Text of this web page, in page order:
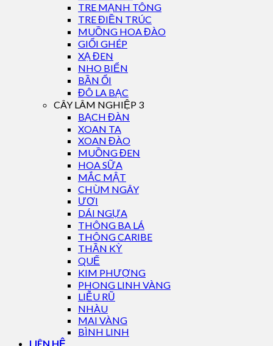
TRE MẠNH TÔNG
TRE ĐIỀN TRÚC
MUỒNG HOA ĐÀO
GIỔI GHÉP
XẠ ĐEN
NHO BIỂN
BẦN ỔI
ĐÔ LA BẠC
CÂY LÂM NGHIỆP 3
BẠCH ĐÀN
XOAN TA
XOAN ĐÀO
MUỒNG ĐEN
HOA SỮA
MẮC MẬT
CHÙM NGÂY
ƯƠI
DÁI NGỰA
THÔNG BA LÁ
THÔNG CARIBE
THẦN KỲ
QUẾ
KIM PHƯỢNG
PHONG LINH VÀNG
LIỄU RŨ
NHÀU
MAI VÀNG
BÌNH LINH
LIÊN HỆ